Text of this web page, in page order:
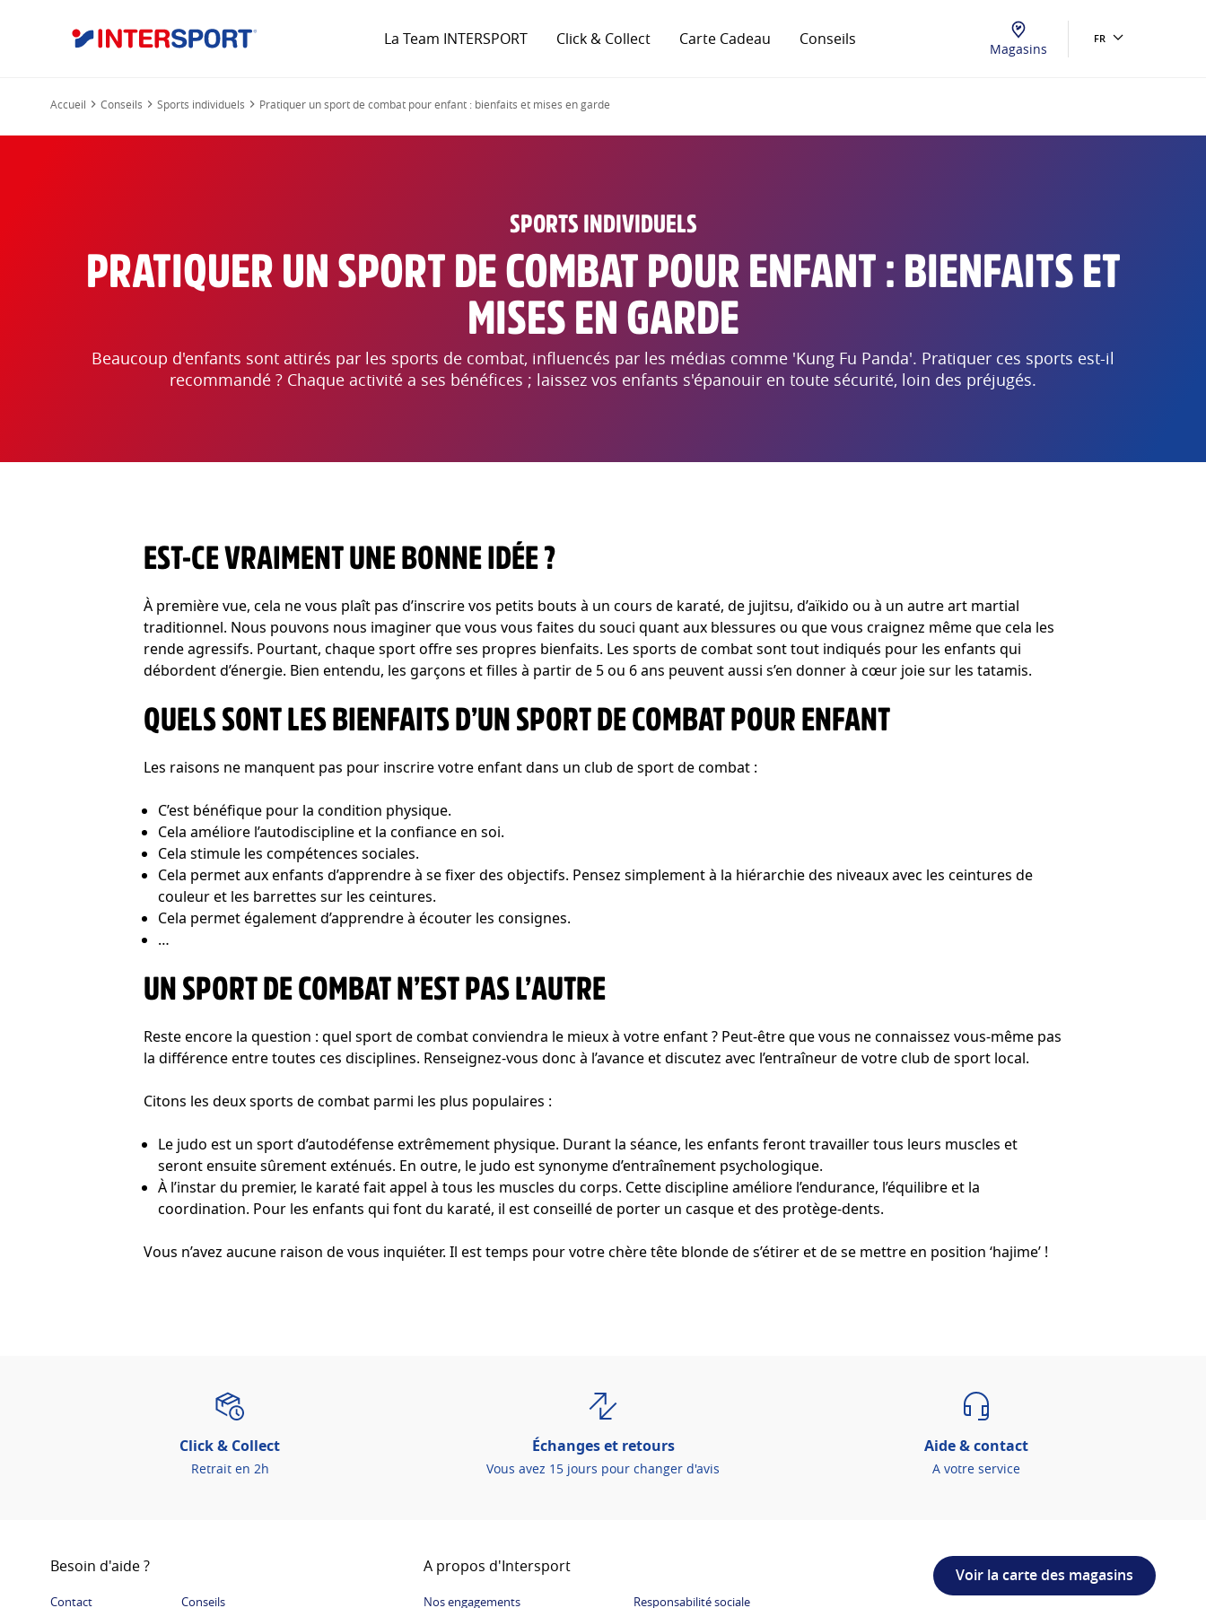
La Team INTERSPORT Click & Collect Carte Cadeau Conseils Magasins
FR
Accueil Conseils Sports individuels Pratiquer un sport de combat pour enfant : bienfaits et mises en garde
SPORTS INDIVIDUELS
PRATIQUER UN SPORT DE COMBAT POUR ENFANT : BIENFAITS ET
MISES EN GARDE
Beaucoup d'enfants sont attirés par les sports de combat, influencés par les médias comme 'Kung Fu Panda'. Pratiquer ces sports est-il
recommandé ? Chaque activité a ses bénéfices ; laissez vos enfants s'épanouir en toute sécurité, loin des préjugés.
EST-CE VRAIMENT UNE BONNE IDÉE ?
À première vue, cela ne vous plaît pas d’inscrire vos petits bouts à un cours de karaté, de jujitsu, d’aïkido ou à un autre art martial
traditionnel. Nous pouvons nous imaginer que vous vous faites du souci quant aux blessures ou que vous craignez même que cela les
rende agressifs. Pourtant, chaque sport offre ses propres bienfaits. Les sports de combat sont tout indiqués pour les enfants qui
débordent d’énergie. Bien entendu, les garçons et filles à partir de 5 ou 6 ans peuvent aussi s’en donner à cœur joie sur les tatamis.
QUELS SONT LES BIENFAITS D’UN SPORT DE COMBAT POUR ENFANT
Les raisons ne manquent pas pour inscrire votre enfant dans un club de sport de combat :
C’est bénéfique pour la condition physique.
Cela améliore l’autodiscipline et la confiance en soi.
Cela stimule les compétences sociales.
Cela permet aux enfants d’apprendre à se fixer des objectifs. Pensez simplement à la hiérarchie des niveaux avec les ceintures de
couleur et les barrettes sur les ceintures.
Cela permet également d’apprendre à écouter les consignes.
…
UN SPORT DE COMBAT N’EST PAS L’AUTRE
Reste encore la question : quel sport de combat conviendra le mieux à votre enfant ? Peut-être que vous ne connaissez vous-même pas
la différence entre toutes ces disciplines. Renseignez-vous donc à l’avance et discutez avec l’entraîneur de votre club de sport local.
Citons les deux sports de combat parmi les plus populaires :
Le judo est un sport d’autodéfense extrêmement physique. Durant la séance, les enfants feront travailler tous leurs muscles et
seront ensuite sûrement exténués. En outre, le judo est synonyme d’entraînement psychologique.
À l’instar du premier, le karaté fait appel à tous les muscles du corps. Cette discipline améliore l’endurance, l’équilibre et la
coordination. Pour les enfants qui font du karaté, il est conseillé de porter un casque et des protège-dents.
Vous n’avez aucune raison de vous inquiéter. Il est temps pour votre chère tête blonde de s’étirer et de se mettre en position ‘hajime’ !
Click & Collect
Retrait en 2h
Échanges et retours
Vous avez 15 jours pour changer d'avis
Aide & contact
A votre service
Besoin d'aide ?
Contact Conseils
A propos d'Intersport
Nos engagements Responsabilité sociale
Voir la carte des magasins